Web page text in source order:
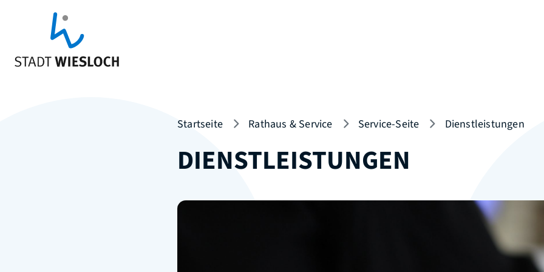
Startseite Rathaus & Service Service-Seite Dienstleistungen
DIENSTLEISTUNGEN